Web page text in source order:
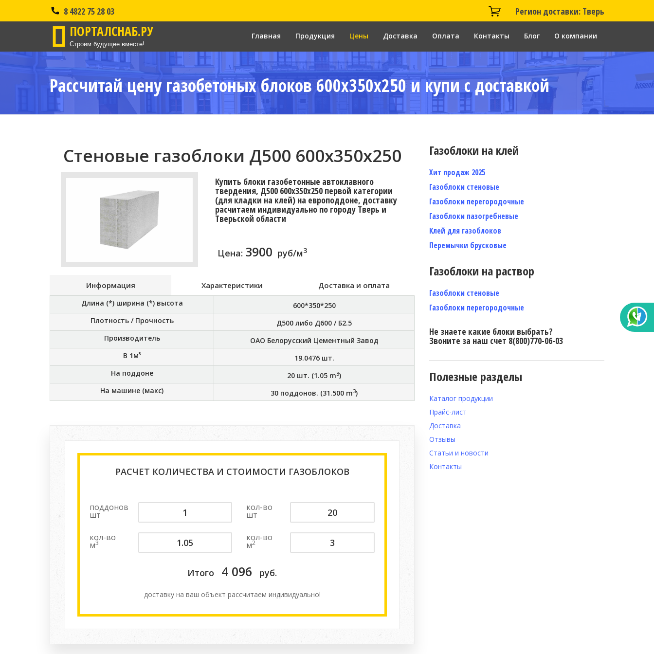
8 4822 75 28 03 Регион доставки: Тверь
ПОРТАЛСНАБ.РУ
Строим будущее вместе!
Главная Продукция Цены Доставка Оплата Контакты Блог О компании
Рассчитай цену газобетоных блоков 600x350x250 и купи с доставкой
Стеновые газоблоки Д500 600x350x250
Купить блоки газобетонные автоклавного
твердения, Д500 600x350x250 первой категории
(для кладки на клей) на европоддоне, доставку
расчитаем индивидуально по городу Тверь и
Тверьской области
Цена: 3900 руб/м3
Информация Характеристики Доставка и оплата
Длина (*) ширина (*) высота
600*350*250
Плотность / Прочность
Д500 либо Д600 / Б2.5
Производитель
ОАО Белорусский Цементный Завод
В 1м³
19.0476шт.
На поддоне
20 шт. (1.05 m3)
На машине (макс)
30 поддонов. (31.500 m3)
РАСЧЕТ КОЛИЧЕСТВА И СТОИМОСТИ ГАЗОБЛОКОВ
поддонов
шт
кол-во
шт
кол-во
м3
кол-во
м2
Итого 4 096 руб.
доставку на ваш объект расcчитаем индивидуально!
Газоблоки на клей
Хит продаж 2025
Газоблоки стеновые
Газоблоки перегородочные
Газоблоки пазогребневые
Клей для газоблоков
Перемычки брусковые
Газоблоки на раствор
Газоблоки стеновые
Газоблоки перегородочные
Не знаете какие блоки выбрать?
Звоните за наш счет 8(800)770-06-03
Полезные разделы
Каталог продукции
Прайс-лист
Доставка
Отзывы
Статьи и новости
Контакты